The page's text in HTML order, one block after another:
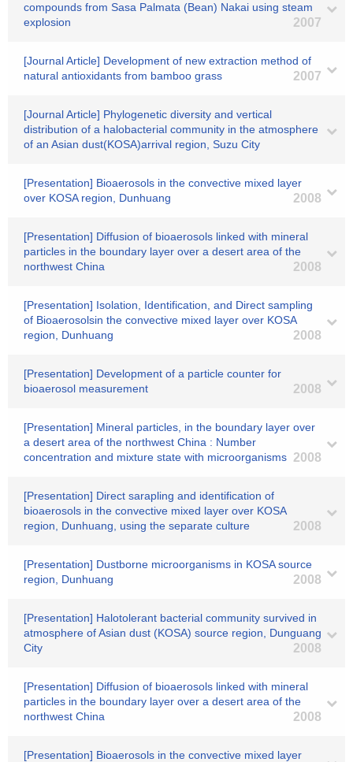
compounds from Sasa Palmata (Bean) Nakai using steam
explosion
2007
[Journal Article] Development of new extraction method of
natural antioxidants from bamboo grass
2007
[Journal Article] Phylogenetic diversity and vertical
distribution of a halobacterial community in the atmosphere
of an Asian dust(KOSA)arrival region, Suzu City
[Presentation] Bioaerosols in the convective mixed layer
over KOSA region, Dunhuang
2008
[Presentation] Diffusion of bioaerosols linked with mineral
particles in the boundary layer over a desert area of the
northwest China
2008
[Presentation] Isolation, Identification, and Direct sampling
of Bioaerosolsin the convective mixed layer over KOSA
region, Dunhuang
2008
[Presentation] Development of a particle counter for
bioaerosol measurement
2008
[Presentation] Mineral particles, in the boundary layer over
a desert area of the northwest China : Number
concentration and mixture state with microorganisms 2008
[Presentation] Direct sarapling and identification of
bioaerosols in the convective mixed layer over KOSA
region, Dunhuang, using the separate culture
2008
[Presentation] Dustborne microorganisms in KOSA source
region, Dunhuang
2008
[Presentation] Halotolerant bacterial community survived in
atmosphere of Asian dust (KOSA) source region, Dunguang
City
2008
[Presentation] Diffusion of bioaerosols linked with mineral
particles in the boundary layer over a desert area of the
northwest China
2008
[Presentation] Bioaerosols in the convective mixed layer